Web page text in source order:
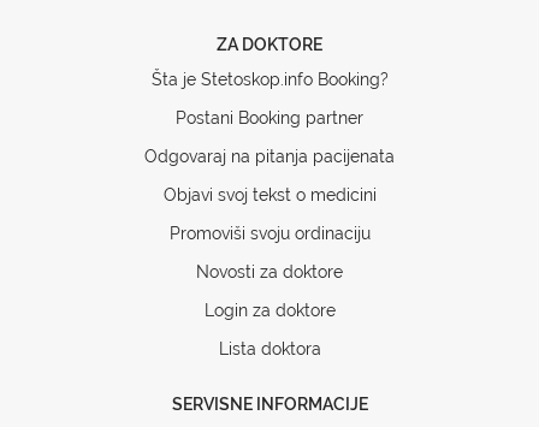
ZA DOKTORE
Šta je Stetoskop.info Booking?
Postani Booking partner
Odgovaraj na pitanja pacijenata
Objavi svoj tekst o medicini
Promoviši svoju ordinaciju
Novosti za doktore
Login za doktore
Lista doktora
SERVISNE INFORMACIJE